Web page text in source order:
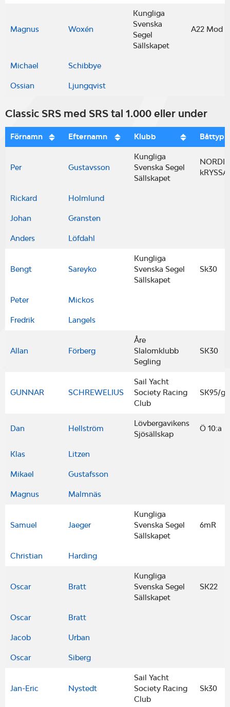
Magnus Woxén
Kungliga
Svenska
Segel
Sällskapet
A22 Mod
Michael Schibbye
Ossian Ljungqvist
Classic SRS med SRS tal 1.000 eller under
Förnamn Efternamn Klubb Båttyp
Per Gustavsson
Kungliga
Svenska Segel
Sällskapet
Rickard Holmlund
Johan Gransten
Anders Löfdahl
Bengt Sareyko
Kungliga
Svenska Segel
Sällskapet
Sk30
Peter Mickos
Fredrik Langels
Allan Förberg
Åre
Slalomklubb
Segling
SK30
GUNNAR SCHREWELIUS
Sail Yacht
Society Racing
Club
SK95/
Dan Hellström
Lövbergavikens
Sjösällskap
Ö 10:a
Klas Litzen
Mikael Gustafsson
Magnus Malmnäs
Samuel Jaeger
Kungliga
Svenska Segel
Sällskapet
6mR
Christian Harding
Oscar Bratt
Kungliga
Svenska Segel
Sällskapet
SK22
Oscar Bratt
Jacob Urban
Oscar Siberg
Jan-Eric Nystedt
Sail Yacht
Society Racing
Club
Sk30